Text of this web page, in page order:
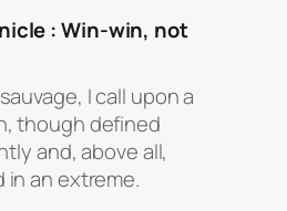
: Win-win, not
I call upon a
though defined
and, above all,
an extreme.